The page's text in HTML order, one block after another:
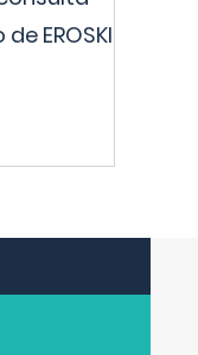
EROSKI